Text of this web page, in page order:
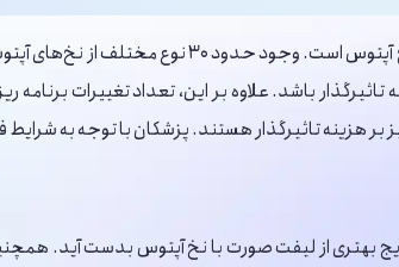
هزینه لیفت صورت با نخ آپتوس به عوامل متعددی
باشد. علاوه بر این، تعداد تغییرات
تاثیرگذار هستند. پزشکان با توجه به شرایط
بهتری از لیفت صورت با نخ آپتوس بدست آید.